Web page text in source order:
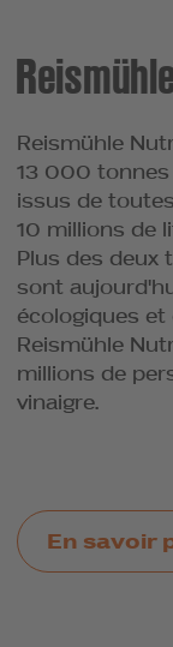
Reismühle
13 000 tonnes
issus de
10 millions de
Plus des deux
sont
écologiques et
Reismühle
millions de
vinaigre.
En savoir